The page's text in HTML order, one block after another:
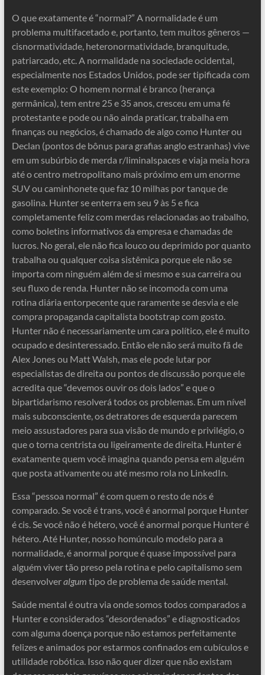
O que exatamente é “normal?” A normalidade é um
problema multifacetado e, portanto, tem muitos gêneros —
cisnormatividade, heteronormatividade, branquitude,
patriarcado, etc. A normalidade na sociedade ocidental,
especialmente nos Estados Unidos, pode ser tipificada com
este exemplo: O homem normal é branco (herança
germânica), tem entre 25 e 35 anos, cresceu em uma fé
protestante e pode ou não ainda praticar, trabalha em
finanças ou negócios, é chamado de algo como Hunter ou
Declan (pontos de bônus para grafias anglo estranhas) vive
em um subúrbio de merda r/liminalspaces e viaja meia hora
até o centro metropolitano mais próximo em um enorme
SUV ou caminhonete que faz 10 milhas por tanque de
gasolina. Hunter se enterra em seu 9 às 5 e fica
completamente feliz com merdas relacionadas ao trabalho,
como boletins informativos da empresa e chamadas de
lucros. No geral, ele não fica louco ou deprimido por quanto
trabalha ou qualquer coisa sistêmica porque ele não se
importa com ninguém além de si mesmo e sua carreira ou
seu fluxo de renda. Hunter não se incomoda com uma
rotina diária entorpecente que raramente se desvia e ele
compra propaganda capitalista bootstrap com gosto.
Hunter não é necessariamente um cara político, ele é muito
ocupado e desinteressado. Então ele não será muito fã de
Alex Jones ou Matt Walsh, mas ele pode lutar por
especialistas de direita ou pontos de discussão porque ele
acredita que “devemos ouvir os dois lados” e que o
bipartidarismo resolverá todos os problemas. Em um nível
mais subconsciente, os detratores de esquerda parecem
meio assustadores para sua visão de mundo e privilégio, o
que o torna centrista ou ligeiramente de direita. Hunter é
exatamente quem você imagina quando pensa em alguém
que posta ativamente ou até mesmo rola no LinkedIn.
Essa “pessoa normal” é com quem o resto de nós é
comparado. Se você é trans, você é anormal porque Hunter
é cis. Se você não é hétero, você é anormal porque Hunter é
hétero. Até Hunter, nosso homúnculo modelo para a
normalidade, é anormal porque é quase impossível para
alguém viver tão preso pela rotina e pelo capitalismo sem
desenvolveralgum tipo de problema de saúde mental.
Saúde mental é outra via onde somos todos comparados a
Hunter e considerados “desordenados” e diagnosticados
com alguma doença porque não estamos perfeitamente
felizes e animados por estarmos confinados em cubículos e
utilidade robótica. Isso não quer dizer que não existam